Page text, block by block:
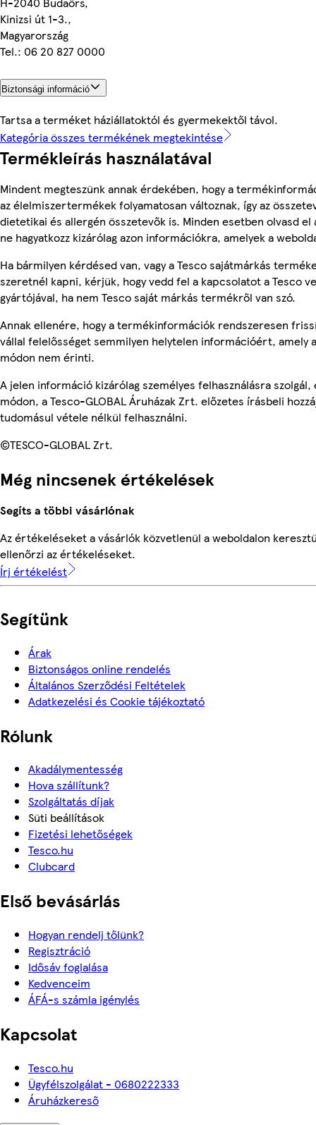
Kinizsi út 1-3.,
Magyarország
Tel.: 06 20 827 0000
Biztonsági információ
Tartsa a terméket háziállatoktól és gyermekektől távol.
Kategória összes termékének megtekintése
Termékleírás használatával
Mindent megteszünk annak érdekében, hogy a
az élelmiszertermékek folyamatosan változnak, így az
dietetikai és allergén összetevők is. Minden esetben olvasd
ne hagyatkozz kizárólag azon információkra, amelyek a
Ha bármilyen kérdésed van, vagy a Tesco sajátmárkás
szeretnél kapni, kérjük, hogy vedd fel a kapcsolatot a Tesco
gyártójával, ha nem Tesco saját márkás termékről van szó.
Annak ellenére, hogy a termékinformációk rendszeresen
vállal felelősséget semmilyen helytelen információért, amely
módon nem érinti.
A jelen információ kizárólag személyes felhasználásra
módon, a Tesco-GLOBAL Áruházak Zrt. előzetes írásbeli
tudomásul vétele nélkül felhasználni.
©TESCO-GLOBAL Zrt.
Még nincsenek értékelések
Segíts a többi vásárlónak
Az értékeléseket a vásárlók közvetlenül a weboldalon
ellenőrzi az értékeléseket.
Írj értékelést
Segítünk
Árak
Biztonságos online rendelés
Általános Szerződési Feltételek
Adatkezelési és Cookie tájékoztató
Rólunk
Akadálymentesség
Hova szállítunk?
Szolgáltatás díjak
Süti beállítások
Fizetési lehetőségek
Tesco.hu
Clubcard
Első bevásárlás
Hogyan rendelj tőlünk?
Regisztráció
Idősáv foglalása
Kedvenceim
ÁFÁ-s számla igénylés
Kapcsolat
Tesco.hu
Ügyfélszolgálat - 0680222333
Áruházkereső